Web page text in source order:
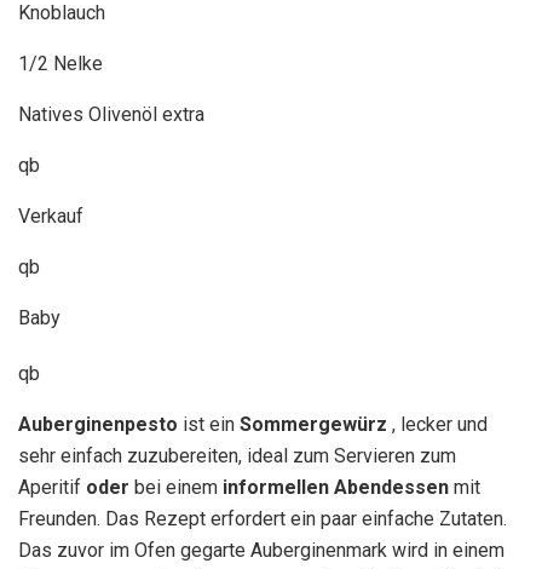
Knoblauch
1/2 Nelke
Natives Olivenöl extra
qb
Verkauf
qb
Baby
qb
Auberginenpesto ist ein Sommergewürz , lecker und
sehr einfach zuzubereiten, ideal zum Servieren zum
Aperitif oder bei einem informellen Abendessen mit
Freunden. Das Rezept erfordert ein paar einfache Zutaten.
Das zuvor im Ofen gegarte Auberginenmark wird in einem